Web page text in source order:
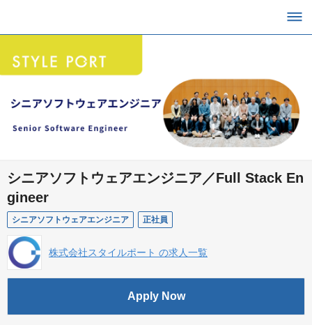
シニアソフトウェアエンジニア／Full Stack En
gineer
シニアソフトウェアエンジニア 正社員
株式会社スタイルポート の求人一覧
Apply Now